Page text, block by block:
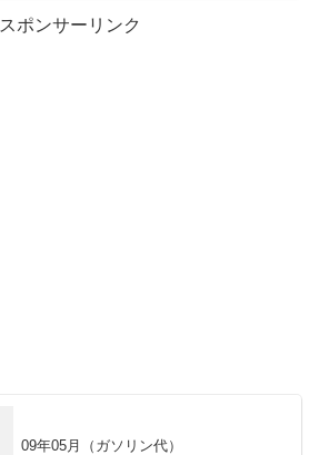
スポンサーリンク
09年05月（ガソリン代）